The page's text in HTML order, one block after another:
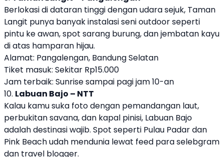
Berlokasi di dataran tinggi dengan udara sejuk, Taman
Langit punya banyak instalasi seni outdoor seperti
pintu ke awan, spot sarang burung, dan jembatan kayu
di atas hamparan hijau.
Alamat: Pangalengan, Bandung Selatan
Tiket masuk: Sekitar Rp15.000
Jam terbaik: Sunrise sampai pagi jam 10-an
10. Labuan Bajo – NTT
Kalau kamu suka foto dengan pemandangan laut,
perbukitan savana, dan kapal pinisi, Labuan Bajo
adalah destinasi wajib. Spot seperti Pulau Padar dan
Pink Beach udah mendunia lewat feed para selebgram
dan travel blogger.